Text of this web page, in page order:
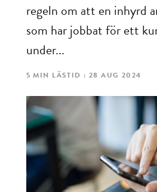
regeln om att en inhyrd
som har jobbat för ett
under...
5 MIN LÄSTID : 28 AUG 2024